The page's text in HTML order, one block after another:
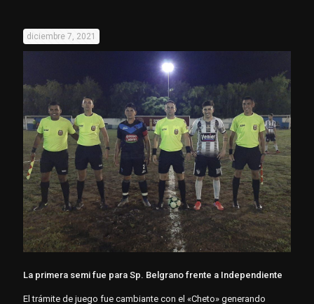
diciembre 7, 2021
La primera semi fue para Sp. Belgrano frente a Independiente
El trámite de juego fue cambiante con el «Cheto» generando